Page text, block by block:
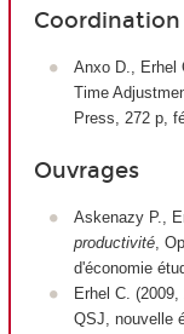
Coordination
Anxo D., Erhel
Time
Press, 272 p,
Ouvrages
Askenazy P.,
productivité,
d'économie
Erhel C.
QSJ, nouvelle